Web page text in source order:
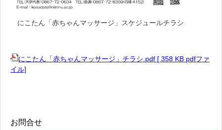
にこたん「赤ちゃんマッサージ」スケジュールチラシ
にこたん「赤ちゃんマッサージ」チラシ.pdf [ 358 KB pdfファ
イル]
お問合せ